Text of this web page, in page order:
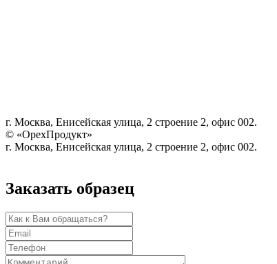
г. Москва, Енисейская улица, 2 строение 2, офис 002.
© «ОрехПродукт»
г. Москва, Енисейская улица, 2 строение 2, офис 002.
Заказать образец